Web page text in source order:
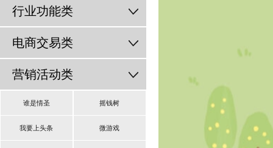
行业功能类
电商交易类
营销活动类
谁是情圣 摇钱树
我要上头条 微游戏